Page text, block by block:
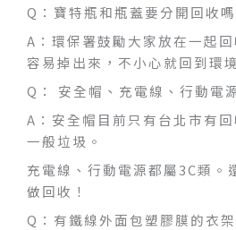
Q：寶特瓶和瓶蓋要分開回收嗎
A：環保署鼓勵大家放在一起
容易掉出來，不小心就回到環
Q： 安全帽、充電線、行動電
A：安全帽目前只有台北市有
一般垃圾。
充電線、行動電源都屬3C類。
做回收！
Q：有鐵線外面包塑膠膜的衣